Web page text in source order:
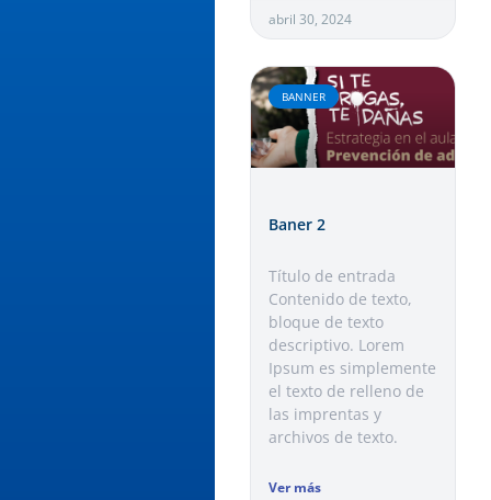
abril 30, 2024
BANNER
Baner 2
Título de entrada​
Contenido de texto,
bloque de texto
descriptivo. Lorem
Ipsum es simplemente
el texto de relleno de
las imprentas y
archivos de texto.
Ver más